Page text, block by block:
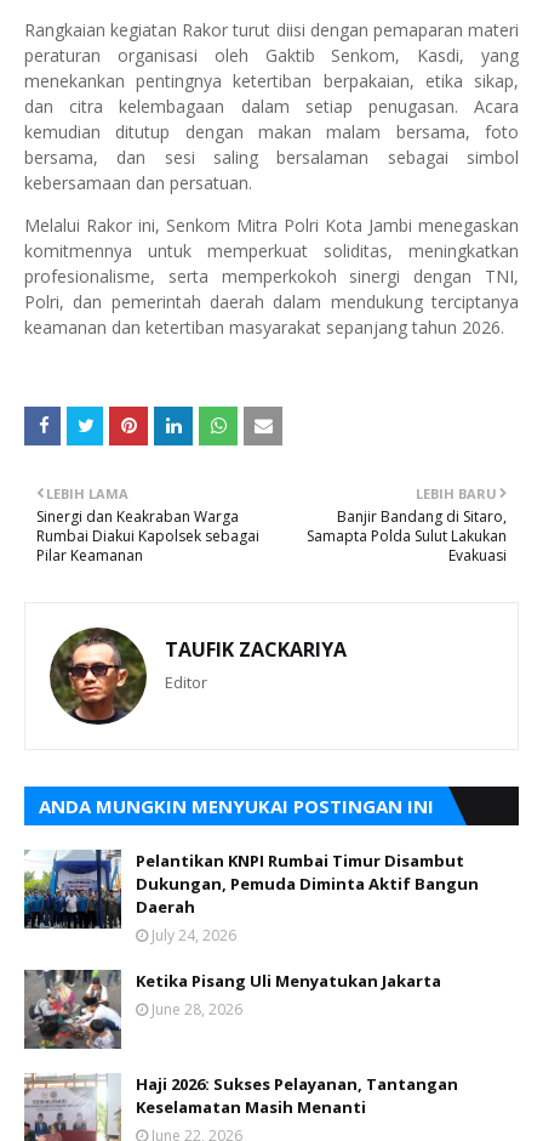
Rangkaian kegiatan Rakor turut diisi dengan pemaparan materi
peraturan organisasi oleh Gaktib Senkom, Kasdi, yang
menekankan pentingnya ketertiban berpakaian, etika sikap,
dan citra kelembagaan dalam setiap penugasan. Acara
kemudian ditutup dengan makan malam bersama, foto
bersama, dan sesi saling bersalaman sebagai simbol
kebersamaan dan persatuan.
Melalui Rakor ini, Senkom Mitra Polri Kota Jambi menegaskan
komitmennya untuk memperkuat soliditas, meningkatkan
profesionalisme, serta memperkokoh sinergi dengan TNI,
Polri, dan pemerintah daerah dalam mendukung terciptanya
keamanan dan ketertiban masyarakat sepanjang tahun 2026.
LEBIH BARU
Banjir Bandang di Sitaro,
Samapta Polda Sulut Lakukan
Evakuasi
LEBIH LAMA
Sinergi dan Keakraban Warga
Rumbai Diakui Kapolsek sebagai
Pilar Keamanan
TAUFIK ZACKARIYA
Editor
ANDA MUNGKIN MENYUKAI POSTINGAN INI
Pelantikan KNPI Rumbai Timur Disambut
Dukungan, Pemuda Diminta Aktif Bangun
Daerah
July 24, 2026
Ketika Pisang Uli Menyatukan Jakarta
June 28, 2026
Haji 2026: Sukses Pelayanan, Tantangan
Keselamatan Masih Menanti
June 22, 2026